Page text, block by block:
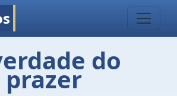
do
prazer